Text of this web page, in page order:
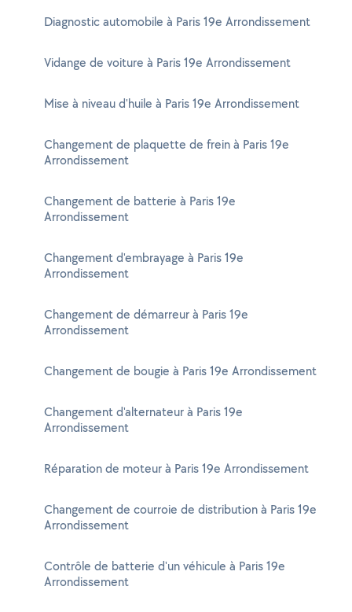
Diagnostic automobile à Paris 19e Arrondissement
Vidange de voiture à Paris 19e Arrondissement
Mise à niveau d'huile à Paris 19e Arrondissement
Changement de plaquette de frein à Paris 19e
Arrondissement
Changement de batterie à Paris 19e
Arrondissement
Changement d'embrayage à Paris 19e
Arrondissement
Changement de démarreur à Paris 19e
Arrondissement
Changement de bougie à Paris 19e Arrondissement
Changement d'alternateur à Paris 19e
Arrondissement
Réparation de moteur à Paris 19e Arrondissement
Changement de courroie de distribution à Paris 19e
Arrondissement
Contrôle de batterie d'un véhicule à Paris 19e
Arrondissement